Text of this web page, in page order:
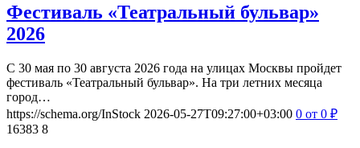
Фестиваль «Театральный бульвар»
2026
С 30 мая по 30 августа 2026 года на улицах Москвы пройдет
фестиваль «Театральный бульвар». На три летних месяца
город…
https://schema.org/InStock 2026-05-27T09:27:00+03:00 0 от 0 ₽
16383 8